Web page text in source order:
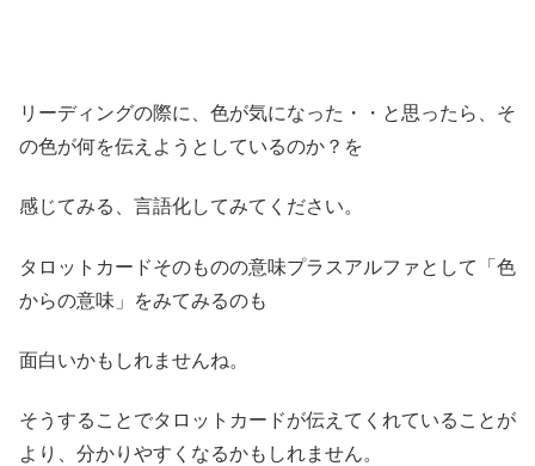
リーディングの際に、色が気になった・・と思ったら、そ
の色が何を伝えようとしているのか？を
感じてみる、言語化してみてください。
タロットカードそのものの意味プラスアルファとして「色
からの意味」をみてみるのも
面白いかもしれませんね。
そうすることでタロットカードが伝えてくれていることが
より、分かりやすくなるかもしれません。